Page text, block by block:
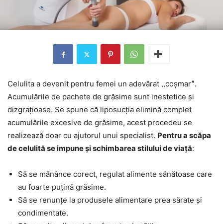
Celulita a devenit pentru femei un adevărat ,,coșmarˮ.
Acumulările de pachete de grăsime sunt inestetice și
dizgrațioase. Se spune că liposucția elimină complet
acumulările excesive de grăsime, acest procedeu se
realizează doar cu ajutorul unui specialist. Pentru a scăpa
de celulită se impune și schimbarea stilului de viață:
Să se mănânce corect, regulat alimente sănătoase care
au foarte puțină grăsime.
Să se renunțe la produsele alimentare prea sărate și
condimentate.